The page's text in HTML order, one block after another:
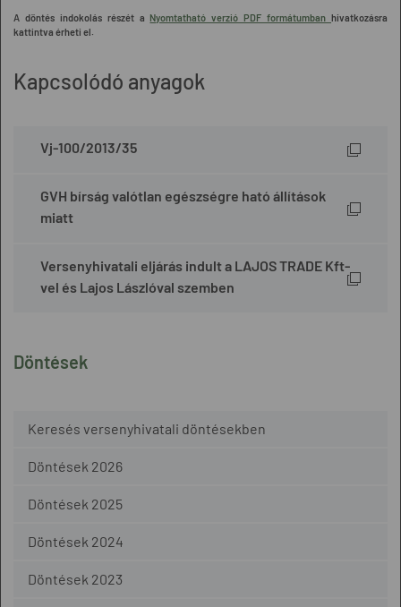
Döntések
Keresés versenyhivatali döntésekben
Döntések 2026
Döntések 2025
Döntések 2024
Döntések 2023
A döntés indokolás részét a Nyomtatható verzió PDF formátumbanhivatkozásra
kattintva érheti el.
Kapcsolódó anyagok
Vj-100/2013/35
GVH bírság valótlan egészségre ható állítások
miatt
Versenyhivatali eljárás indult a LAJOS TRADE Kft-
vel és Lajos Lászlóval szemben